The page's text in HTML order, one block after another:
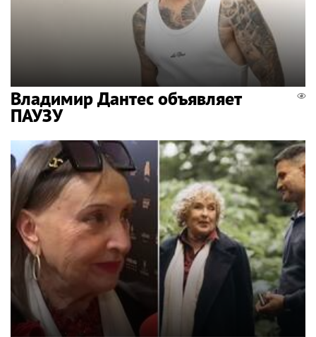
Владимир Дантес объявляет
ПАУЗУ